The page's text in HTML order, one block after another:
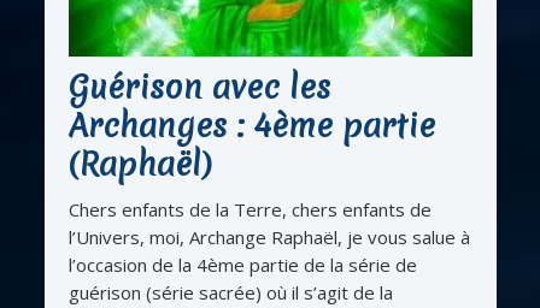
Guérison avec les
Archanges : 4ème partie
(Raphaël)
Chers enfants de la Terre, chers enfants de
l’Univers, moi, Archange Raphaël, je vous salue à
l’occasion de la 4ème partie de la série de
guérison (série sacrée) où il s’agit de la